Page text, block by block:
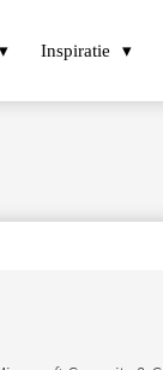
Inspiratie